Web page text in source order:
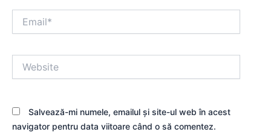
Salvează-mi numele, emailul și site-ul web în acest
navigator pentru data viitoare când o să comentez.